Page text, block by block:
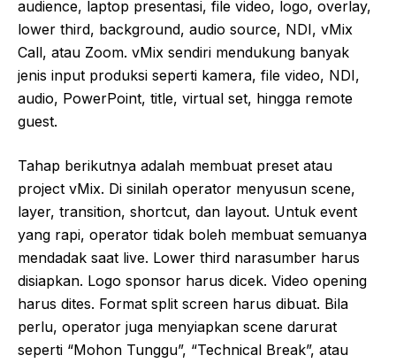
audience, laptop presentasi, file video, logo, overlay,
lower third, background, audio source, NDI, vMix
Call, atau Zoom. vMix sendiri mendukung banyak
jenis input produksi seperti kamera, file video, NDI,
audio, PowerPoint, title, virtual set, hingga remote
guest.
Tahap berikutnya adalah membuat preset atau
project vMix. Di sinilah operator menyusun scene,
layer, transition, shortcut, dan layout. Untuk event
yang rapi, operator tidak boleh membuat semuanya
mendadak saat live. Lower third narasumber harus
disiapkan. Logo sponsor harus dicek. Video opening
harus dites. Format split screen harus dibuat. Bila
perlu, operator juga menyiapkan scene darurat
seperti “Mohon Tunggu”, “Technical Break”, atau